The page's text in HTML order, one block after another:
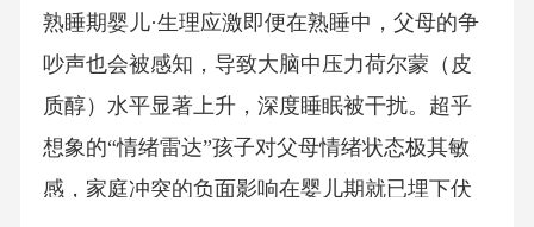
熟睡期婴儿·生理应激即便在熟睡中，父母的争
吵声也会被感知，导致大脑中压力荷尔蒙（皮
质醇）水平显著上升，深度睡眠被干扰。超乎
想象的“情绪雷达”孩子对父母情绪状态极其敏
感，家庭冲突的负面影响在婴儿期就已埋下伏